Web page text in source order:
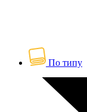
По типу